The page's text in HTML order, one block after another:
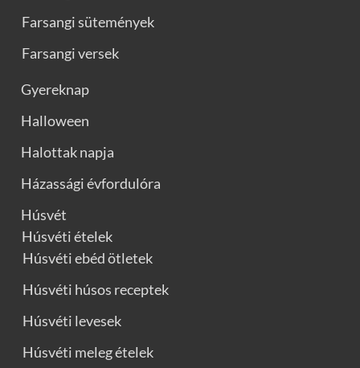
Farsangi sütemények
Farsangi versek
Gyereknap
Halloween
Halottak napja
Házassági évfordulóra
Húsvét
Húsvéti ételek
Húsvéti ebéd ötletek
Húsvéti húsos receptek
Húsvéti levesek
Húsvéti meleg ételek